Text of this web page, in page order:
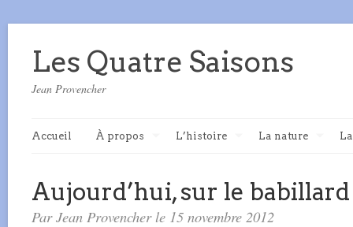
Les Quatre Saisons
Jean Provencher
Accueil À propos L’histoire La nature
Aujourd’hui, sur le babillard
Par Jean Provencher le 15 novembre 2012